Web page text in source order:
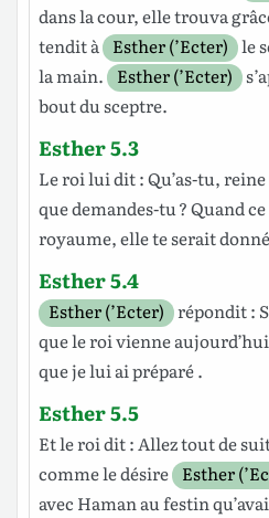
dans lacour, elletrouva
tendità Esther (’Ecter) le
lamain. Esther (’Ecter)
boutdusceptre.
Esther 5.3
Leroiluidit: Qu’as-tu,reine
quedemandes-tu ? Quand
royaume, elle te serait
Esther 5.4
Esther (’Ecter) répondit:
que leroivienneaujourd’hui
que je lui aipréparé.
Esther 5.5
Et leroidit: Allez tout de
comme ledésire Esther
avec Hamanaufestin